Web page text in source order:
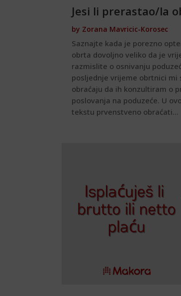
Jesi li prerastao/la
by Zorana Mavricic-Korosec
Saznajte kada je porezno
obrta dovoljno veliko da je
razmislite o osnivanju
posljednje vrijeme obrtnici mi
obraćaju da ih konzultiram o
poslovanja na poduzeće. U
tekstu prvenstveno obraćati...